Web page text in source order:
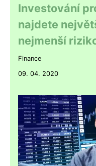
Investování
najdete
nejmenší
Finance
09. 04. 2020